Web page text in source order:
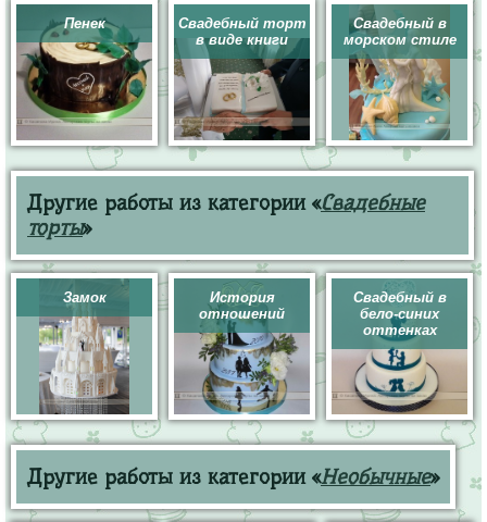
Пенек
Свадебный торт
в виде книги
Свадебный в
морском стиле
Другие работы из категории «Свадебные
торты»
Замок
История
отношений
Свадебный в
бело-синих
оттенках
Другие работы из категории «Необычные»